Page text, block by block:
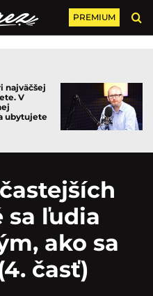
PREMIUM
najväčšej
V
ubytujete
sa ľudia
ako sa
časť)